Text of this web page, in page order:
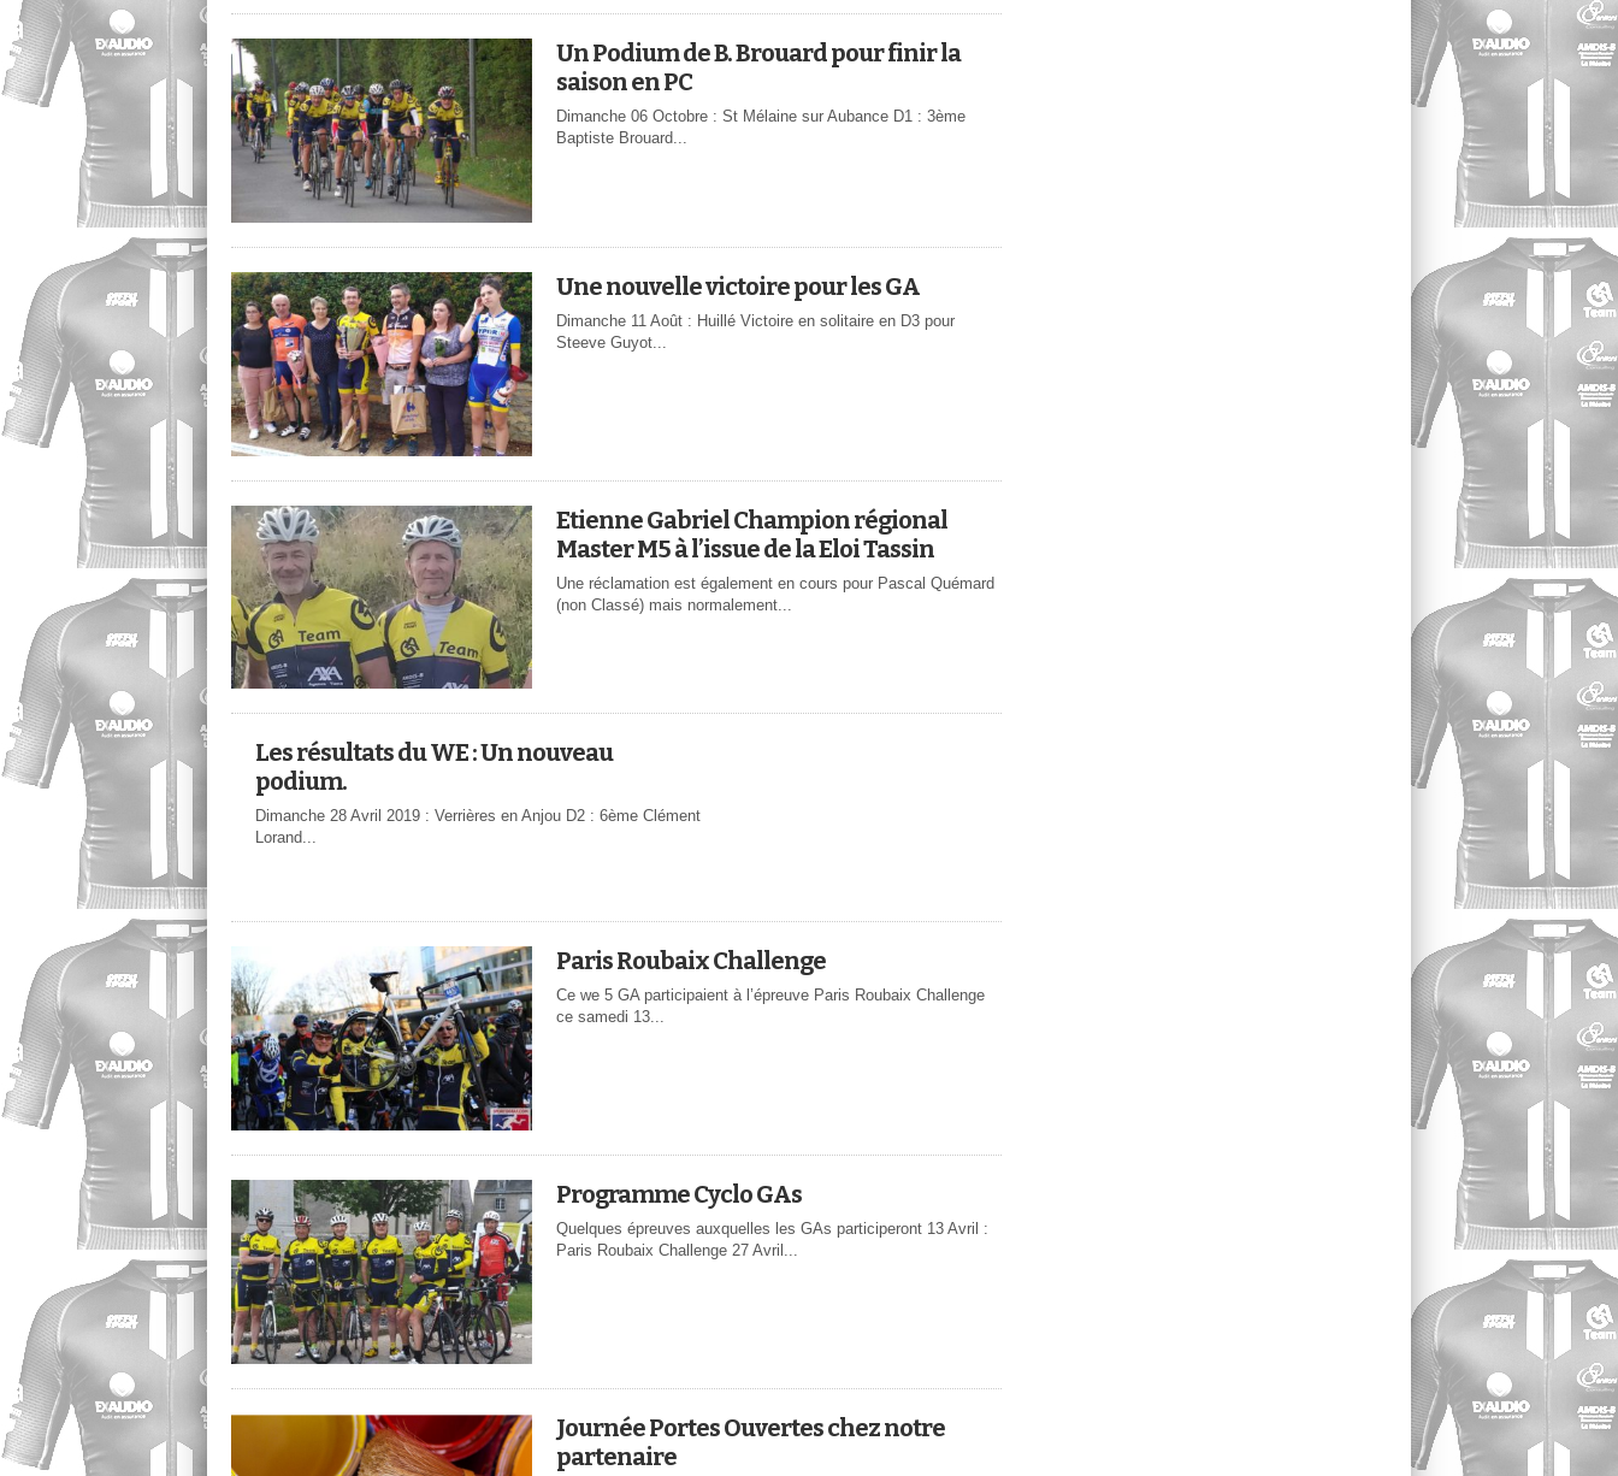
Un Podium de B. Brouard pour finir la
saison en PC
Dimanche 06 Octobre : St Mélaine sur Aubance D1 : 3ème
Baptiste Brouard...
Une nouvelle victoire pour les GA
Dimanche 11 Août : Huillé Victoire en solitaire en D3 pour
Steeve Guyot...
Etienne Gabriel Champion régional
Master M5 à l’issue de la Eloi Tassin
Une réclamation est également en cours pour Pascal Quémard
(non Classé) mais normalement...
Les résultats du WE : Un nouveau
podium.
Dimanche 28 Avril 2019 : Verrières en Anjou D2 : 6ème Clément
Lorand...
Paris Roubaix Challenge
Ce we 5 GA participaient à l’épreuve Paris Roubaix Challenge
ce samedi 13...
Programme Cyclo GAs
Quelques épreuves auxquelles les GAs participeront 13 Avril :
Paris Roubaix Challenge 27 Avril...
Journée Portes Ouvertes chez notre
partenaire